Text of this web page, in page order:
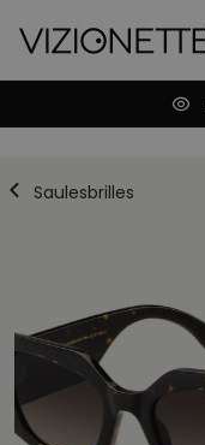
Saulesbrilles